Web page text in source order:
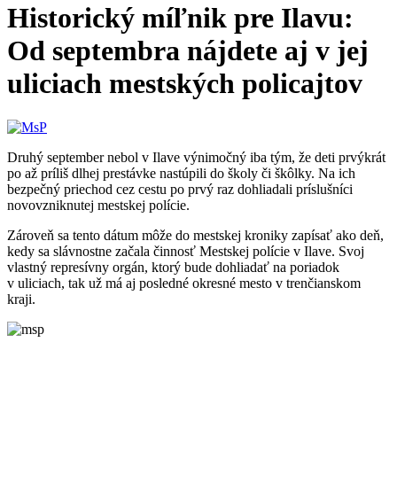
Historický míľnik pre Ilavu:
Od septembra nájdete aj v jej
uliciach mestských policajtov
Druhý september nebol v Ilave výnimočný iba tým, že deti prvýkrát
po až príliš dlhej prestávke nastúpili do školy či škôlky. Na ich
bezpečný priechod cez cestu po prvý raz dohliadali príslušníci
novovzniknutej mestskej polície.
Zároveň sa tento dátum môže do mestskej kroniky zapísať ako deň,
kedy sa slávnostne začala činnosť Mestskej polície v Ilave. Svoj
vlastný represívny orgán, ktorý bude dohliadať na poriadok
v uliciach, tak už má aj posledné okresné mesto v trenčianskom
kraji.